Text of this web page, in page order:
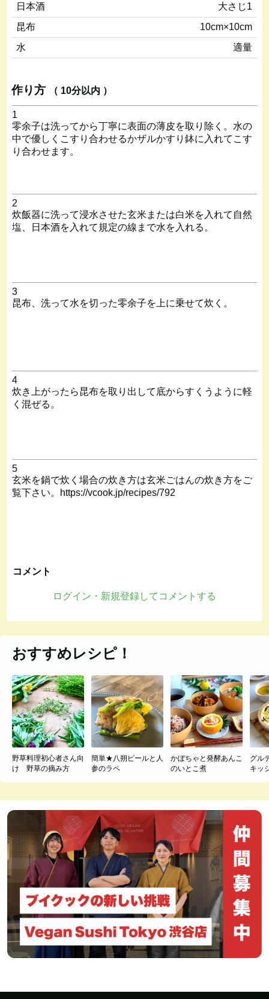
日本酒
大さじ1
昆布
10cm×10cm
水
適量
作り方 （ 10分以内 ）
1
零余子は洗ってから丁寧に表面の薄皮を取り除く。水の
中で優しくこすり合わせるかザルかすり鉢に入れてこす
り合わせます。
2
炊飯器に洗って浸水させた玄米または白米を入れて自然
塩、日本酒を入れて規定の線まで水を入れる。
3
昆布、洗って水を切った零余子を上に乗せて炊く。
4
炊き上がったら昆布を取り出して底からすくうように軽
く混ぜる。
5
玄米を鍋で炊く場合の炊き方は玄米ごはんの炊き方をご
覧下さい。https://vcook.jp/recipes/792
コメント
ログイン・新規登録してコメントする
おすすめレシピ！
野草料理初心者さん向
け 野草の摘み方
簡単★八朔ピールと人
参のラペ
かぼちゃと発酵あんこ
のいとこ煮
グル
キッ